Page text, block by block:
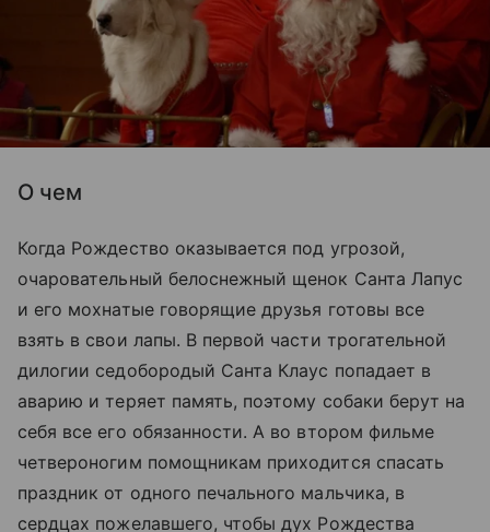
О чем
Когда Рождество оказывается под угрозой,
очаровательный белоснежный щенок Санта Лапус
и его мохнатые говорящие друзья готовы все
взять в свои лапы. В первой части трогательной
дилогии седобородый Санта Клаус попадает в
аварию и теряет память, поэтому собаки берут на
себя все его обязанности. А во втором фильме
четвероногим помощникам приходится спасать
праздник от одного печального мальчика, в
сердцах пожелавшего, чтобы дух Рождества